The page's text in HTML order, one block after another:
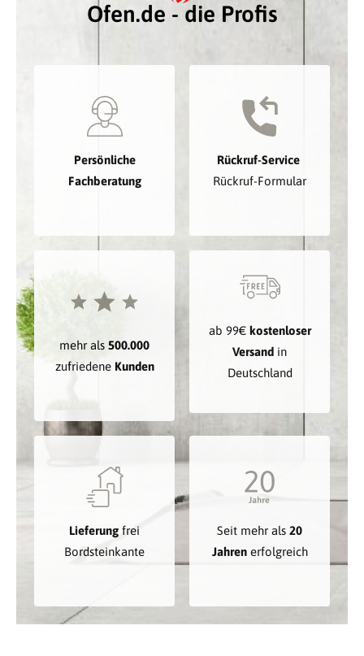
Ofen.de - die Profis
Persönliche
Fachberatung
Rückruf-Service
Rückruf-Formular
mehr als 500.000
zufriedene Kunden
ab 99€ kostenloser
Versand in
Deutschland
Lieferung frei
Bordsteinkante
Seit mehr als 20
Jahrenerfolgreich